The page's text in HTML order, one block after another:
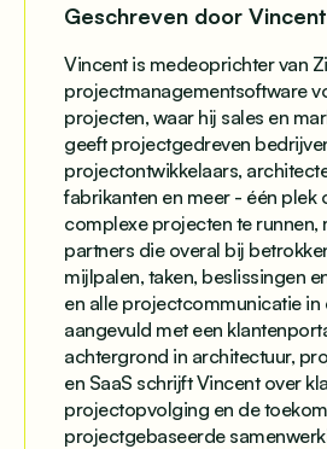
Geschreven door
Vincent is medeoprichter van
projectmanagementsoftware
projecten, waar hij sales en
geeft projectgedreven
projectontwikkelaars,
fabrikanten en meer - één plek
complexe projecten te runnen,
partners die overal bij
mijlpalen, taken, beslissingen
en alle projectcommunicatie in
aangevuld met een
achtergrond in architectuur,
en SaaS schrijft Vincent over
projectopvolging en de
projectgebaseerde